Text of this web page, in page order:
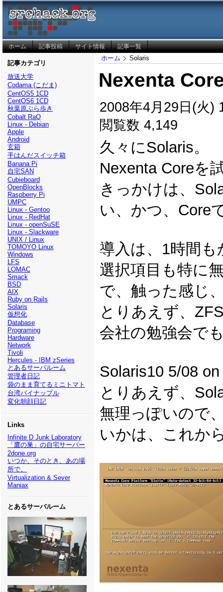
ホーム 記事投稿 サイト情報 記事一覧
記事カテゴリ
放送大学
Codama (こだま)
CentOS5 1CD
CentOS6 1CD
秋葉原ぶら歩き
Cobalt RaQ
Linux - Debian
Apple
Android
玄箱
手はんだスイッチ箱
Banana Pi
自宅SAN
Cubieboard
OpenBlocks
Raspberry Pi
UMPC
Linux - Gentoo
Linux - RedHat
Linux - openSuSE
Linux - Slackware
UNIX / Linux
TOMOYO Linux
Windows
LFS
LOMAC
Smack
BSD
AIX
Ruby on Rails
Solaris
仮想化
Database
Programing
Hardware
Network
Tivoli
Hercules - IBM zSeries
とあるサーバルーム
管理者日記
袋のまま育てるミニトマト
台湾パイナップル
変化朝顔日記
Links
Infinite D Junk Laboratory
「鷹の巣」の自宅サーバー
2done.org
いつか、そのとき、あの場
所で。
Virtualization & Sever
Maniax
とあるサーバルーム
ホーム Solaris
Nexenta
2008年4月29日(火)
閲覧数 4,149
久々にSolaris。
Nexenta Coreを
きっかけは、
い、かつ、Core
導入は、1時間
選択項目も特に
で、触った感じ
とりあえず、
会社の勉強会で
Solaris10 5/08
とりあえず、
無理っぽいので
いかは、これか